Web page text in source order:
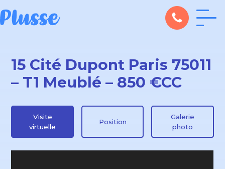
15 Cité Dupont Paris 75011
– T1 Meublé – 850 €CC
Visite
virtuelle
Position
Galerie
photo